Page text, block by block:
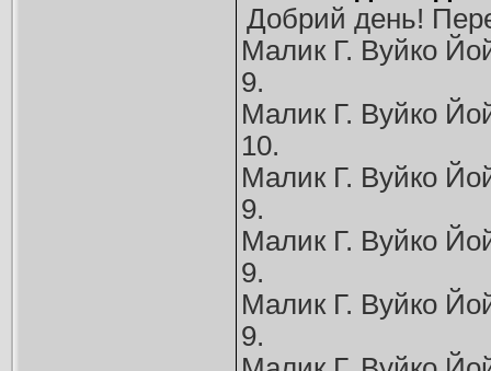
Добрий день!
Малик Г. Вуйко
9.
Малик Г. Вуйко
10.
Малик Г. Вуйко
9.
Малик Г. Вуйко
9.
Малик Г. Вуйко
9.